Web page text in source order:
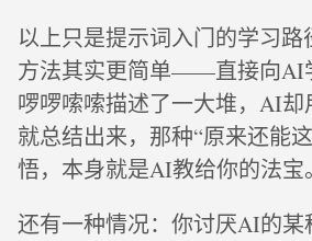
以上只是提示词入门的学习路
方法其实更简单——直接向AI
啰啰嗦嗦描述了一大堆，AI却
就总结出来，那种“原来还能
悟，本身就是AI教给你的法宝。
还有一种情况：你讨厌AI的某